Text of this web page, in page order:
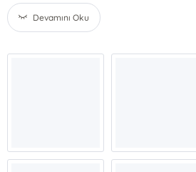
Devamını Oku